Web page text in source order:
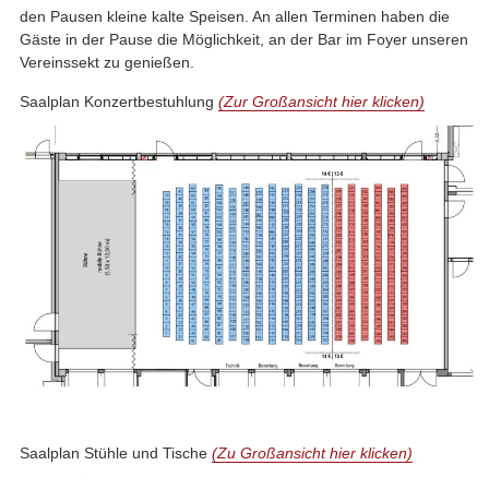
den Pausen kleine kalte Speisen. An allen Terminen haben die
Gäste in der Pause die Möglichkeit, an der Bar im Foyer unseren
Vereinssekt zu genießen.
Saalplan Konzertbestuhlung (Zur Großansicht hier klicken)
Saalplan Stühle und Tische (Zu Großansicht hier klicken)